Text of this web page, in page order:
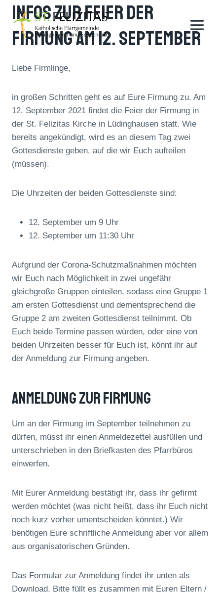
Zum
Inhalt
springen
Infos Zur Feier Der
Firmung Am 12. September
Liebe Firmlinge,
in großen Schritten geht es auf Eure Firmung zu. Am
12. September 2021 findet die Feier der Firmung in
der St. Felizitas Kirche in Lüdinghausen statt. Wie
bereits angekündigt, wird es an diesem Tag zwei
Gottesdienste geben, auf die wir Euch aufteilen
(müssen).
Die Uhrzeiten der beiden Gottesdienste sind:
12. September um 9 Uhr
12. September um 11:30 Uhr
Aufgrund der Corona-Schutzmaßnahmen möchten
wir Euch nach Möglichkeit in zwei ungefähr
gleichgroße Gruppen einteilen, sodass eine Gruppe 1
am ersten Gottesdienst und dementsprechend die
Gruppe 2 am zweiten Gottesdienst teilnimmt. Ob
Euch beide Termine passen würden, oder eine von
beiden Uhrzeiten besser für Euch ist, könnt ihr auf
der Anmeldung zur Firmung angeben.
Anmeldung Zur Firmung
Um an der Firmung im September teilnehmen zu
dürfen, müsst ihr einen Anmeldezettel ausfüllen und
unterschrieben in den Briefkasten des Pfarrbüros
einwerfen.
Mit Eurer Anmeldung bestätigt ihr, dass ihr gefirmt
werden möchtet (was nicht heißt, dass ihr Euch nicht
noch kurz vorher umentscheiden könntet.) Wir
benötigen Eure schriftliche Anmeldung aber vor allem
aus organisatorischen Gründen.
Das Formular zur Anmeldung findet ihr unten als
Download. Bitte füllt es zusammen mit Euren Eltern /